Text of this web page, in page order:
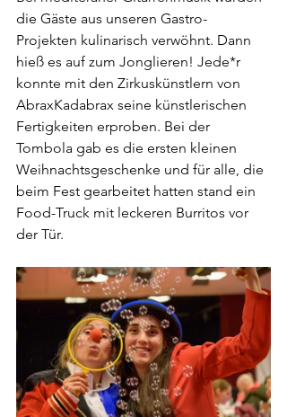
die Gäste aus unseren Gastro-
Projekten kulinarisch verwöhnt. Dann
hieß es auf zum Jonglieren! Jede*r
konnte mit den Zirkuskünstlern von
AbraxKadabrax seine künstlerischen
Fertigkeiten erproben. Bei der
Tombola gab es die ersten kleinen
Weihnachtsgeschenke und für alle, die
beim Fest gearbeitet hatten stand ein
Food-Truck mit leckeren Burritos vor
der Tür.